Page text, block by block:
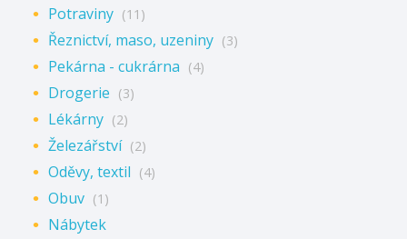
Potraviny (11)
Řeznictví, maso, uzeniny (3)
Pekárna - cukrárna (4)
Drogerie (3)
Lékárny (2)
Železářství (2)
Oděvy, textil (4)
Obuv (1)
Nábytek